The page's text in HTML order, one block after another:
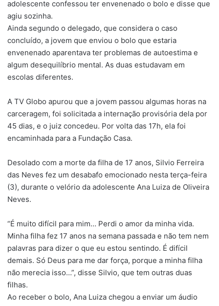
adolescente confessou ter envenenado o bolo e disse que
agiu sozinha.
Ainda segundo o delegado, que considera o caso
concluído, a jovem que enviou o bolo que estaria
envenenado aparentava ter problemas de autoestima e
algum desequilíbrio mental. As duas estudavam em
escolas diferentes.
A TV Globo apurou que a jovem passou algumas horas na
carceragem, foi solicitada a internação provisória dela por
45 dias, e o juiz concedeu. Por volta das 17h, ela foi
encaminhada para a Fundação Casa.
Desolado com a morte da filha de 17 anos, Silvio Ferreira
das Neves fez um desabafo emocionado nesta terça-feira
(3), durante o velório da adolescente Ana Luiza de Oliveira
Neves.
“É muito difícil para mim… Perdi o amor da minha vida.
Minha filha fez 17 anos na semana passada e não tem nem
palavras para dizer o que eu estou sentindo. É difícil
demais. Só Deus para me dar força, porque a minha filha
não merecia isso…”, disse Silvio, que tem outras duas
filhas.
Ao receber o bolo, Ana Luiza chegou a enviar um áudio